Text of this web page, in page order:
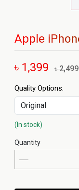
Apple
৳ 1,399 ৳ 2,499
Quality Options:
(In stock)
Quantity